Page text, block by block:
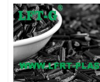
Leistung, kein
oxidierender
spezifische Wärme
Leitfähigkeit zwischen
und Metall,